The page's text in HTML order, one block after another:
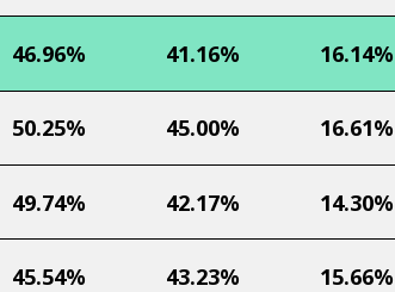
16.14%
41.16%
46.96%
16.61%
45.00%
50.25%
14.30%
42.17%
49.74%
15.66%
43.23%
45.54%